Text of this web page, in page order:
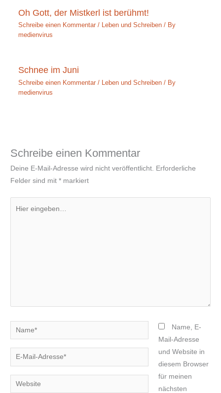
Oh Gott, der Mistkerl ist berühmt!
Schreibe einen Kommentar / Leben und Schreiben/ By
medienvirus
Schnee im Juni
Schreibe einen Kommentar / Leben und Schreiben/ By
medienvirus
Schreibe einen Kommentar
Deine E-Mail-Adresse wird nicht veröffentlicht. Erforderliche
Felder sind mit* markiert
Name*
E-
Mail-
Website
Name, E-
Mail-Adresse
und Website in
diesem Browser
für meinen
nächsten